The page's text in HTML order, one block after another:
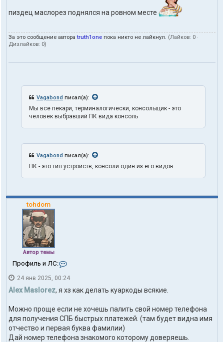
т
п
о
з
т
л
t
u
t
1
o
пиздец маслорез поднялся на ровном месте
За это сообщение автораtruth1one пока никто не лайкнул. (Лайков: 0 ·
Дизлайков: 0)
Vagabond писал(а):
Мы все пекари, терминалогически, консольщик - это
человек выбравший ПК вида консоль
Vagabond писал(а):
ПК - это тип устройств, консоли один из его видов
tohdom
Автор темы
Профиль и ЛС:
н
т
а
т
ы
п
о
24 янв 2025, 00:24
Alex Maslorez, я хз как делать куаркоды всякие.
Можно проще если не хочешь палить свой номер телефона
для получения СПБ быстрых платежей. (там будет видна имя
отчество и первая буква фамилии)
Дай номер телефона знакомого которому доверяешь.